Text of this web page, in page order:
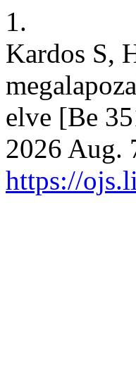
1.
Kardos S,
elve [Be
2026 Aug.
https://